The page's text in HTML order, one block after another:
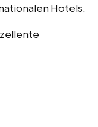
Hotels.